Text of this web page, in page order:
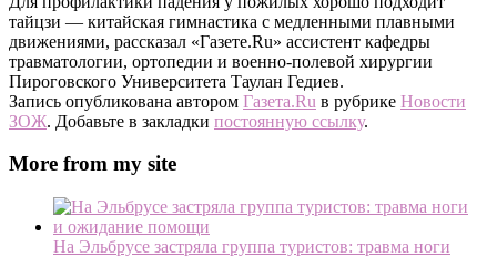
тайцзи — китайская гимнастика с медленными плавными
движениями, рассказал «Газете.Ru» ассистент кафедры
травматологии, ортопедии и военно-полевой хирургии
Пироговского Университета Таулан Гедиев.
Запись опубликована автором Газета.Ru в рубрике Новости
ЗОЖ. Добавьте в закладки постоянную ссылку.
More from my site
На Эльбрусе застряла группа туристов: травма ноги